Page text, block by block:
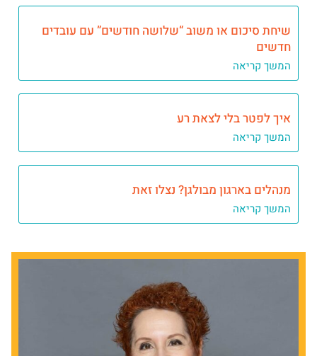
שיחת סיכום או משוב “שלושה חודשים” עם עובדים
חדשים
המשך קריאה
איך לפטר בלי לצאת רע
המשך קריאה
מנהלים בארגון מבולגן? נצלו זאת
המשך קריאה